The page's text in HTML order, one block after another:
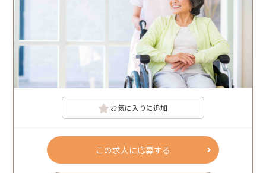
お気に入りに追加
この求人に応募する